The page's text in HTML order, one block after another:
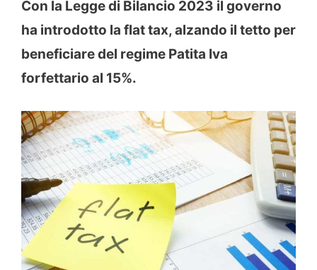
Con la Legge di Bilancio 2023 il governo
ha introdotto la flat tax, alzando il tetto per
beneficiare del regime Patita Iva
forfettario al 15%.